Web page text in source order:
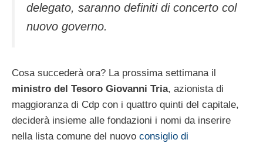
delegato, saranno definiti di concerto col
nuovo governo.
Cosa succederà ora? La prossima settimana il
ministro del Tesoro Giovanni Tria, azionista di
maggioranza di Cdp con i quattro quinti del capitale,
deciderà insieme alle fondazioni i nomi da inserire
nella lista comune del nuovo consiglio di